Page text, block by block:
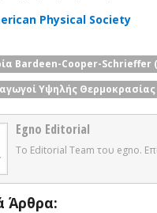
Physical Society
Bardeen-Cooper-Schrieffer
Υψηλής Θερμοκρασίας
Egno Editorial
Το Editorial Team του egno.
Άρθρα: